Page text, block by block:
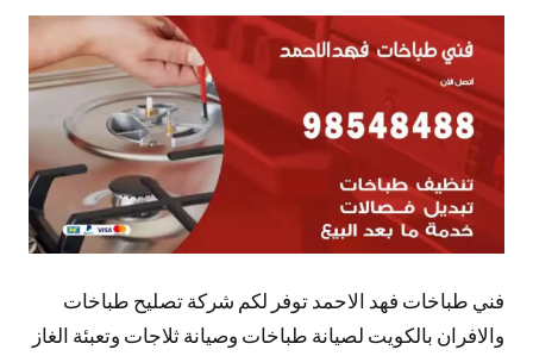
توجد
تعليقات
فني طباخات فهد الاحمد توفر لكم شركة تصليح طباخات
والافران بالكويت لصيانة طباخات وصيانة ثلاجات وتعبئة الغاز